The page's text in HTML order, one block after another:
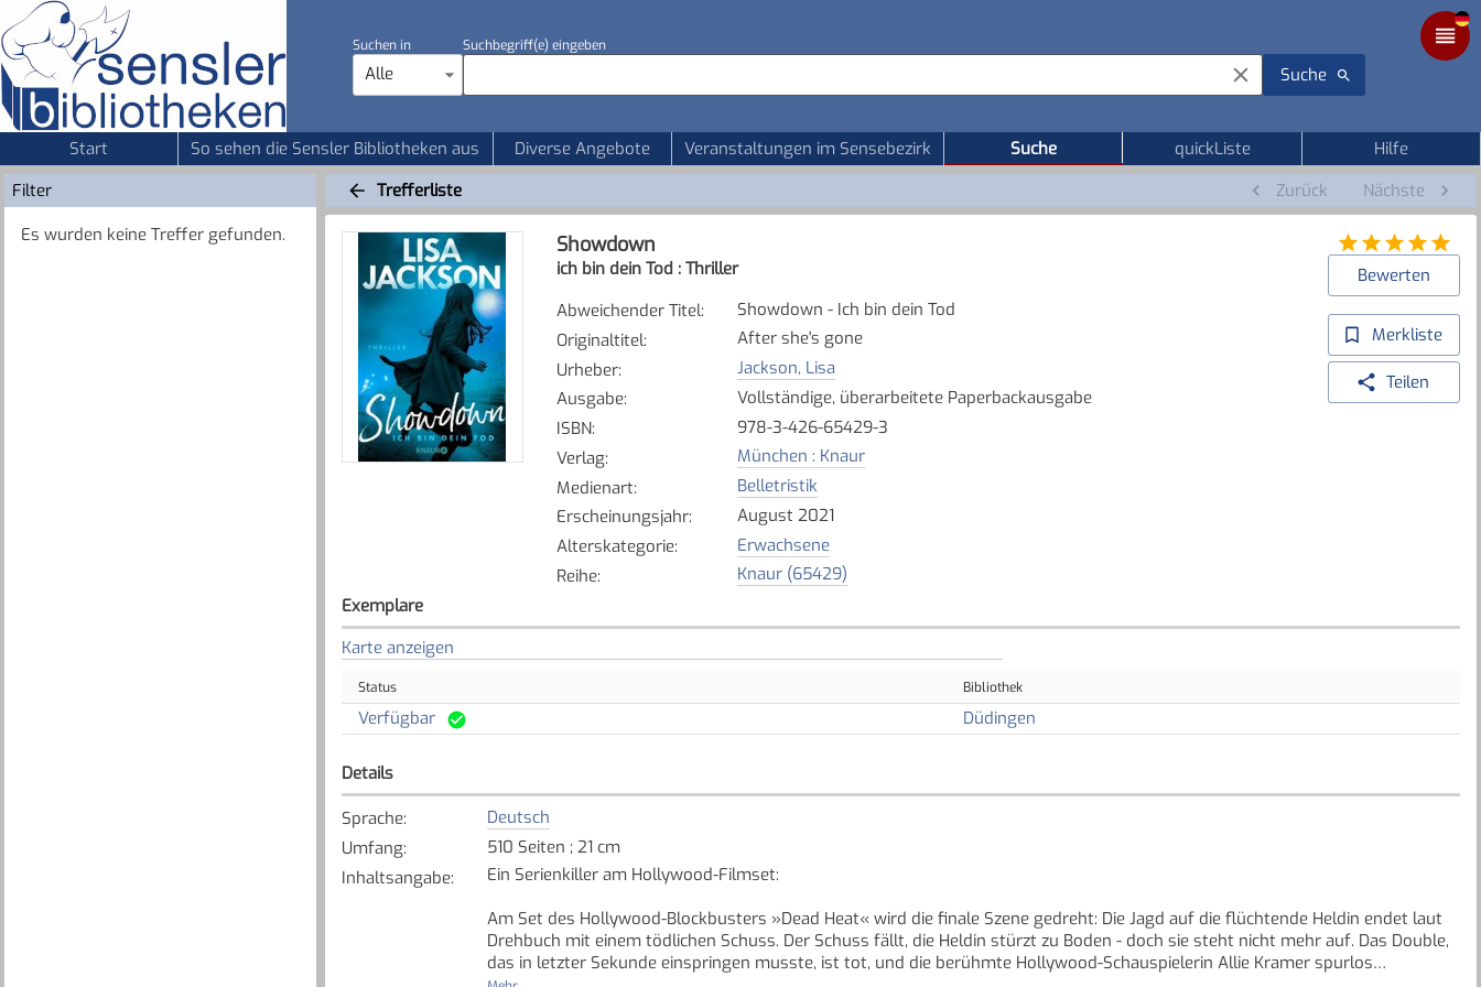
Suchen in
Alle
Suchbegriff(e) eingeben
Suche
Start So sehen die Sensler Bibliotheken aus Diverse Angebote Veranstaltungen im Sensebezirk Suche quickListe
Hilfe
Filter
Es wurden keine Treffer gefunden.
Trefferliste Zurück Nächste
Showdown
ich bin dein Tod : Thriller
Abweichender Titel:
Showdown - Ich bin dein Tod
Originaltitel:
After she's gone
Urheber:
Jackson, Lisa
Ausgabe:
Vollständige, überarbeitete Paperbackausgabe
ISBN:
978-3-426-65429-3
Verlag:
München : Knaur
Medienart:
Belletristik
Erscheinungsjahr:
August 2021
Alterskategorie:
Erwachsene
Reihe: Knaur (65429)
Bewerten
Merkliste
Teilen
Exemplare
Karte anzeigen
Status Bibliothek
Verfügbar Düdingen
Details
Sprache:
Deutsch
Umfang:
510 Seiten ; 21 cm
Inhaltsangabe:
Ein Serienkiller am Hollywood-Filmset:
Am Set des Hollywood-Blockbusters »Dead Heat« wird die finale Szene gedreht: Die Jagd auf die flüchtende Heldin endet laut
Drehbuch mit einem tödlichen Schuss. Der Schuss fällt, die Heldin stürzt zu Boden - doch sie steht nicht mehr auf. Das Double,
das in letzter Sekunde einspringen musste, ist tot, und die berühmte Hollywood-Schauspielerin Allie Kramer spurlos